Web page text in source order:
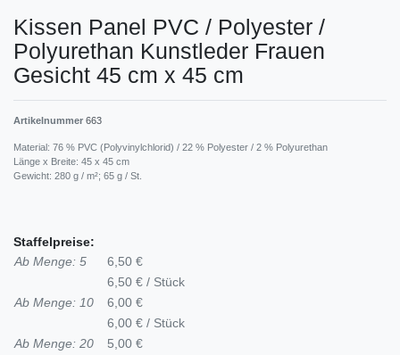
Kissen Panel PVC / Polyester /
Polyurethan Kunstleder Frauen
Gesicht 45 cm x 45 cm
Artikelnummer 663
Material: 76 % PVC (Polyvinylchlorid) / 22 % Polyester / 2 % Polyurethan
Länge x Breite: 45 x 45 cm
Gewicht: 280 g / m²; 65 g / St.
Staffelpreise:
Ab Menge: 5
6,50 €
6,50 € / Stück
Ab Menge: 10
6,00 €
6,00 € / Stück
Ab Menge: 20
5,00 €